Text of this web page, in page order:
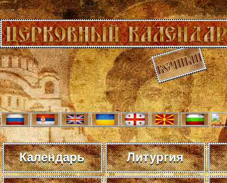
Календарь Литургия